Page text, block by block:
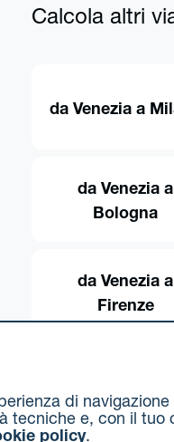
Calcola altri
da Venezia a
da Venezia a
Bologna
da Venezia a
Firenze
di
tecniche e, con il
policy.